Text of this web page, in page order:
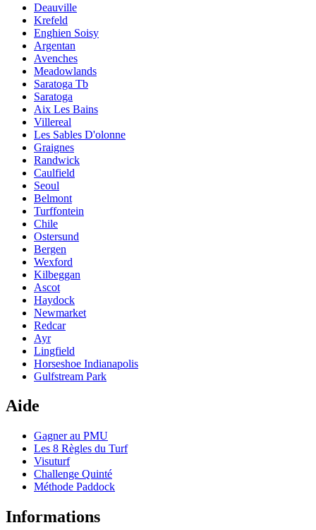
Deauville
Krefeld
Enghien Soisy
Argentan
Avenches
Meadowlands
Saratoga Tb
Saratoga
Aix Les Bains
Villereal
Les Sables D'olonne
Graignes
Randwick
Caulfield
Seoul
Belmont
Turffontein
Chile
Ostersund
Bergen
Wexford
Kilbeggan
Ascot
Haydock
Newmarket
Redcar
Ayr
Lingfield
Horseshoe Indianapolis
Gulfstream Park
Aide
Gagner au PMU
Les 8 Règles du Turf
Visuturf
Challenge Quinté
Méthode Paddock
Informations